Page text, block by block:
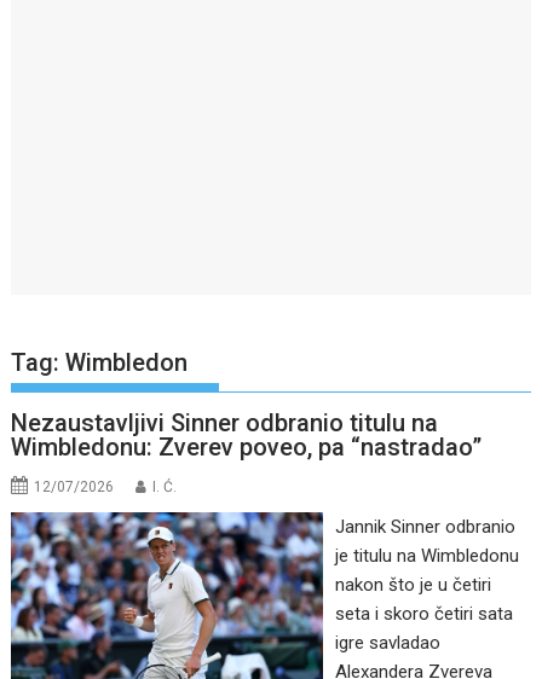
Tag:Wimbledon
Nezaustavljivi Sinner odbranio titulu na
Wimbledonu: Zverev poveo, pa “nastradao”
12/07/2026 I. Ć.
Jannik Sinner odbranio
je titulu na Wimbledonu
nakon što je u četiri
seta i skoro četiri sata
igre savladao
Alexandera Zvereva